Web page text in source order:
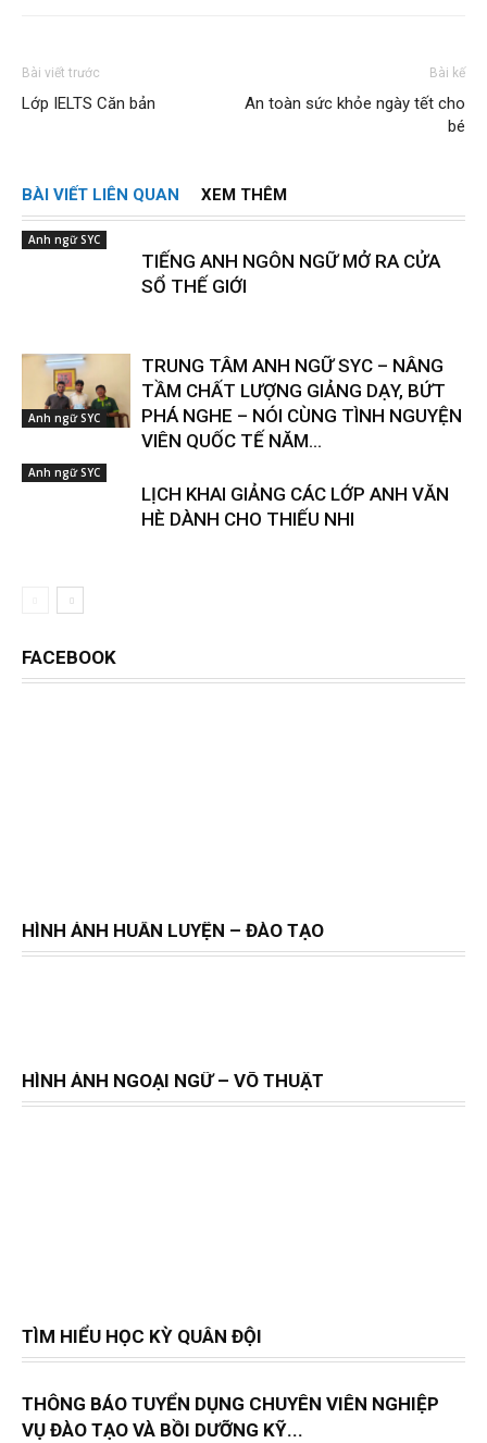
Bài viết trước
Lớp IELTS Căn bản
Bài kế
An toàn sức khỏe ngày tết cho
bé
BÀI VIẾT LIÊN QUAN XEM THÊM
Anh ngữ SYC
TIẾNG ANH NGÔN NGỮ MỞ RA CỬA
SỔ THẾ GIỚI
Anh ngữ SYC
TRUNG TÂM ANH NGỮ SYC – NÂNG
TẦM CHẤT LƯỢNG GIẢNG DẠY, BỨT
PHÁ NGHE – NÓI CÙNG TÌNH NGUYỆN
VIÊN QUỐC TẾ NĂM...
Anh ngữ SYC
LỊCH KHAI GIẢNG CÁC LỚP ANH VĂN
HÈ DÀNH CHO THIẾU NHI
FACEBOOK
HÌNH ẢNH HUẤN LUYỆN – ĐÀO TẠO
HÌNH ẢNH NGOẠI NGỮ – VÕ THUẬT
TÌM HIỂU HỌC KỲ QUÂN ĐỘI
THÔNG BÁO TUYỂN DỤNG CHUYÊN VIÊN NGHIỆP
VỤ ĐÀO TẠO VÀ BỒI DƯỠNG KỸ...